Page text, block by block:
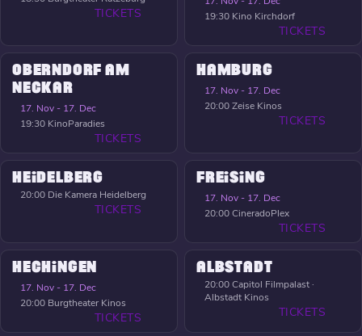
TICKETS
19:30 Kino Kirchdorf
TICKETS
OBERNDORF AM
NECKAR
17. Nov - 17. Dec
19:30 KinoParadies
TICKETS
HAMBURG
17. Nov - 17. Dec
20:00Zeise Kinos
TICKETS
HEIDELBERG
20:00 Die Kamera Heidelberg
TICKETS
FREISING
17. Nov - 17. Dec
20:00CineradoPlex
TICKETS
HECHINGEN
17. Nov - 17. Dec
20:00 Burgtheater Kinos
TICKETS
ALBSTADT
20:00Capitol Filmpalast ·
Albstadt Kinos
TICKETS